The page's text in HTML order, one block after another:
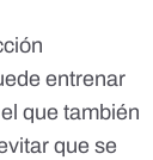
entrenar
que también
que se